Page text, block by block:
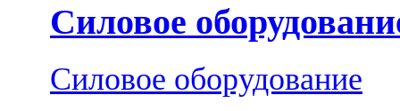
Силовое
Силовое оборудование